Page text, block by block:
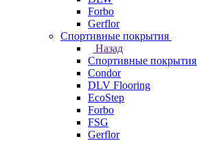
Forbo
Gerflor
Спортивные покрытия
Назад
Спортивные покрытия
Condor
DLV Flooring
EcoStep
Forbo
FSG
Gerflor